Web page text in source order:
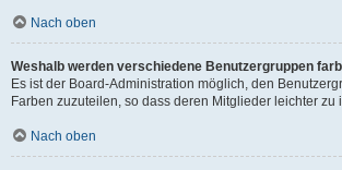
Nach oben
Weshalb werden verschiedene Benutzergruppen
Es ist der Board-Administration möglich, den
Farben zuzuteilen, so dass deren Mitglieder leichter zu
Nach oben